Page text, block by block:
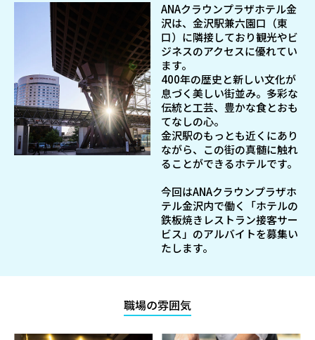
ANAクラウンプラザホテル金
沢は、金沢駅兼六園口（東
口）に隣接しており観光やビ
ジネスのアクセスに優れてい
ます。
400年の歴史と新しい文化が
息づく美しい街並み。多彩な
伝統と⼯芸、豊かな食とおも
てなしの心。
金沢駅のもっとも近くにあり
ながら、この街の真髄に触れ
ることができるホテルです。
今回はANAクラウンプラザホ
テル金沢内で働く「ホテルの
鉄板焼きレストラン接客サー
ビス」のアルバイトを募集い
たします。
職場の雰囲気